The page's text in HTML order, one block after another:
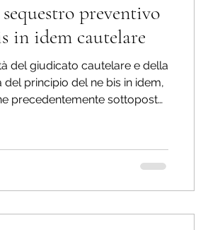
dell'economia
fede pubblica
Delitti contro l'A.G.
preventivo
in idem cautelare
del giudicato cautelare e della
principio del ne bis in idem,
precedentemente sottoposto